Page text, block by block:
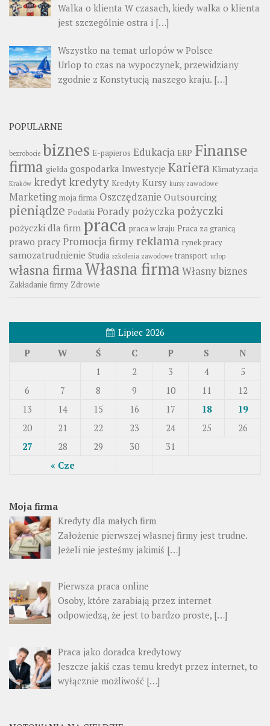
Walka o klienta W czasach, kiedy walka o klienta
jest szczególnie ostra i […]
Wszystko na temat urlopów w Polsce
Urlop to czas na wypoczynek, przewidziany
zgodnie z Konstytucją naszego kraju. […]
POPULARNE
bezrobocie biznes E-papieros Edukacja ERP Finanse
firma giełda gospodarka Inwestycje Kariera Klimatyzacja
Kraków kredytkredyty Kredyty Kursy kursy zawodowe
Marketing moja firma Oszczędzanie Outsourcing
pieniądze Podatki Porady pożyczka pożyczki
pożyczki dla firm praca praca w kraju Praca za granicą
prawo pracy Promocja firmy reklama rynek pracy
samozatrudnienie Studia szkolenia zawodowe transport urlop
własna firmaWłasna firmaWłasny biznes
Zakładanie firmy Zdrowie
Lipiec 2026
P
W Ś C P S N
« Cze
1 2 3 4
5
6
7 8 9 10 11
12
13
14 15 16 17 18
19
20
21 22 23 24 25
26
27
28 29 30 31
Moja firma
Kredyty dla małych firm
Założenie pierwszej własnej firmy jest trudne.
Jeżeli nie jesteśmy jakimiś […]
Pierwsza praca online
Osoby, które zarabiają przez internet
odpowiedzą, że jest to bardzo proste, […]
Praca jako doradca kredytowy
Jeszcze jakiś czas temu kredyt przez internet, to
wyłącznie możliwość […]